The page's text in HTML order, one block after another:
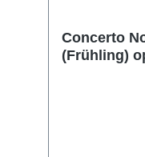
Concerto
(Frühling)